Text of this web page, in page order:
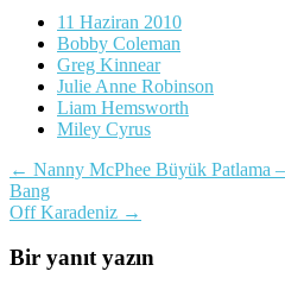
11 Haziran 2010
Bobby Coleman
Greg Kinnear
Julie Anne Robinson
Liam Hemsworth
Miley Cyrus
Yazı
dolaşımı
← Nanny McPhee Büyük Patlama
Bang
Off Karadeniz →
Bir yanıt yazın